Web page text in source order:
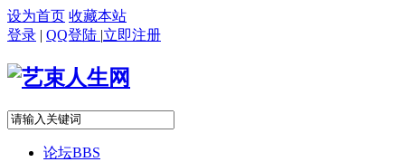
设为首页 收藏本站
登录 | QQ登陆 |立即注册
论坛BBS